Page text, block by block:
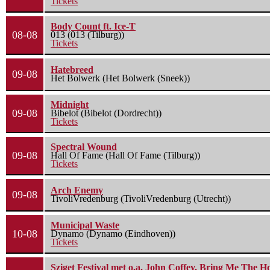
08-08
Body Count ft. Ice-T
013 (013 (Tilburg))
Tickets
09-08
Hatebreed
Het Bolwerk (Het Bolwerk (Sneek))
09-08
Midnight
Bibelot (Bibelot (Dordrecht))
Tickets
09-08
Spectral Wound
Hall Of Fame (Hall Of Fame (Tilburg))
Tickets
09-08
Arch Enemy
TivoliVredenburg (TivoliVredenburg (Utrecht))
10-08
Municipal Waste
Dynamo (Dynamo (Eindhoven))
Tickets
Sziget Festival met o.a. John Coffey, Bring Me The